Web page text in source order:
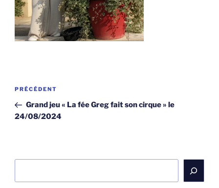
Navigation
l’article
Article
précédent
PRÉCÉDENT
Grand jeu « La fée Greg fait son cirque » le
24/08/2024